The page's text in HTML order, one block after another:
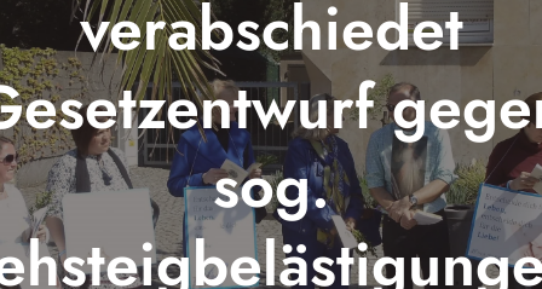
verabschiedet
sog.